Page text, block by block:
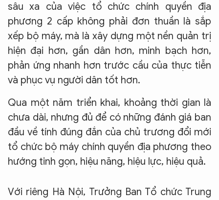
sâu xa của việc tổ chức chính quyền địa
phương 2 cấp không phải đơn thuần là sắp
xếp bộ máy, mà là xây dựng một nền quản trị
hiện đại hơn, gần dân hơn, minh bạch hơn,
phản ứng nhanh hơn trước cầu của thực tiễn
và phục vụ người dân tốt hơn.
Qua một năm triển khai, khoảng thời gian là
chưa dài, nhưng đủ để có những đánh giá ban
đầu về tính đúng đắn của chủ trương đổi mới
tổ chức bộ máy chính quyền địa phương theo
hướng tinh gọn, hiệu năng, hiệu lực, hiệu quả.
Với riêng Hà Nội, Trưởng Ban Tổ chức Trung